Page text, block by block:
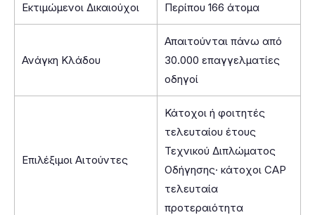
Εκτιμώμενοι Δικαιούχοι Περίπου 166 άτομα
Ανάγκη Κλάδου
Απαιτούνται πάνω από
30.000 επαγγελματίες
οδηγοί
Επιλέξιμοι Αιτούντες
Κάτοχοι ή φοιτητές
τελευταίου έτους
Τεχνικού Διπλώματος
Οδήγησης· κάτοχοι CAP
τελευταία
προτεραιότητα